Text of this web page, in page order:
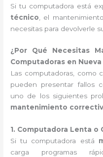
Si tu computadora está
técnico , el
necesitas para devolverle
¿Por Qué Necesitas
Computadoras en Nueva
Las computadoras, como
pueden presentar fallos
uno de los siguientes
mantenimiento
1. Computadora Lenta o
Si tu computadora está
carga programas